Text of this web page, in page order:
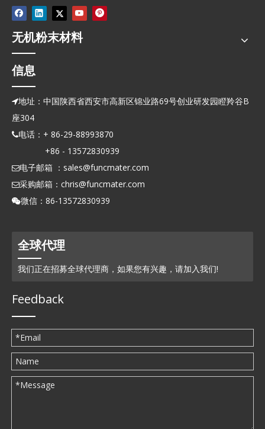
无机粉末材料
信息
地址：中国陕西省西安市高新区锦业路69号创业研发园瞪羚谷B
座304
电话：+ 86-29-88993870
+86 - 13572830939
电子邮箱 ： sales@funcmater.com
采购邮箱： chris@funcmater.com
微信：86-13572830939
全球代理
我们正在招募全球代理商，如果您有兴趣，请加入我们!
Feedback